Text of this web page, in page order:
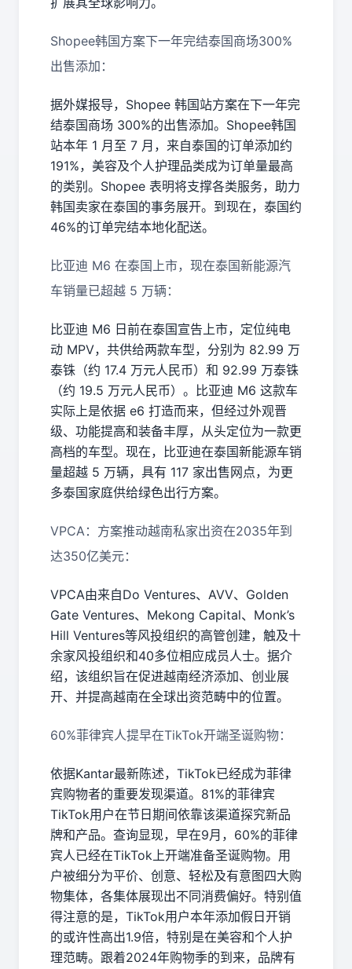
Shopee韩国方案下一年完结泰国商场300%
出售添加：
据外媒报导，Shopee 韩国站方案在下一年完
结泰国商场 300%的出售添加。Shopee韩国
站本年 1 月至 7 月，来自泰国的订单添加约
191%，美容及个人护理品类成为订单量最高
的类别。Shopee 表明将支撑各类服务，助力
韩国卖家在泰国的事务展开。到现在，泰国约
46%的订单完结本地化配送。
比亚迪 M6 在泰国上市，现在泰国新能源汽
车销量已超越 5 万辆：
比亚迪 M6 日前在泰国宣告上市，定位纯电
动 MPV，共供给两款车型，分别为 82.99 万
泰铢（约 17.4 万元人民币）和 92.99 万泰铢
（约 19.5 万元人民币）。比亚迪 M6 这款车
实际上是依据 e6 打造而来，但经过外观晋
级、功能提高和装备丰厚，从头定位为一款更
高档的车型。现在，比亚迪在泰国新能源车销
量超越 5 万辆，具有 117 家出售网点，为更
多泰国家庭供给绿色出行方案。
VPCA：方案推动越南私家出资在2035年到
达350亿美元：
VPCA由来自Do Ventures、AVV、Golden
Gate Ventures、Mekong Capital、Monk’s
Hill Ventures等风投组织的高管创建，触及十
余家风投组织和40多位相应成员人士。据介
绍，该组织旨在促进越南经济添加、创业展
开、并提高越南在全球出资范畴中的位置。
60%菲律宾人提早在TikTok开端圣诞购物：
依据Kantar最新陈述，TikTok已经成为菲律
宾购物者的重要发现渠道。81%的菲律宾
TikTok用户在节日期间依靠该渠道探究新品
牌和产品。查询显现，早在9月，60%的菲律
宾人已经在TikTok上开端准备圣诞购物。用
户被细分为平价、创意、轻松及有意图四大购
物集体，各集体展现出不同消费偏好。特别值
得注意的是，TikTok用户本年添加假日开销
的或许性高出1.9倍，特别是在美容和个人护
理范畴。跟着2024年购物季的到来，品牌有